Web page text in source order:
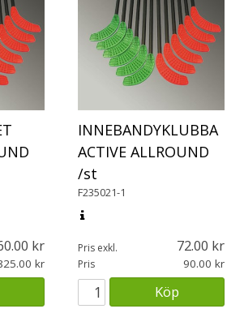
INNEBANDYKLUBBA
ACTIVE ALLROUND
/st
F235021-1
Pris exkl. 72.00
Pris 90.00
Köp